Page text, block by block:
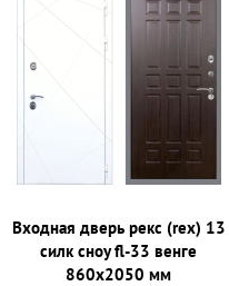
Входная дверь рекс (rex) 13
силк сноу fl-33 венге
860х2050 мм